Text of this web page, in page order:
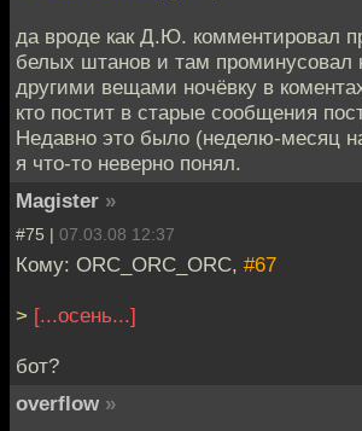
да вроде как Д.Ю. комментировал
белых штанов и там проминусовал
другими вещами ночёвку в
кто постит в старые сообщения
Недавно это было (неделю-месяц
я что-то неверно понял.
Magister »
#75 | 07.03.08 12:37
Кому: ORC_ORC_ORC, #67
> [...осень...]
бот?
overflow »